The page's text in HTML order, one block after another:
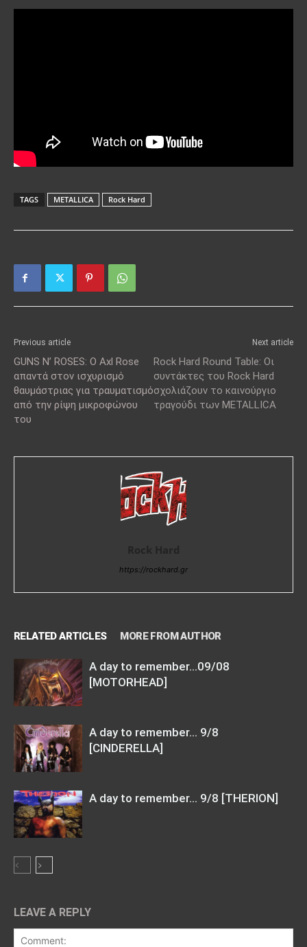
TAGS METALLICA Rock Hard
Previous article
GUNS N’ ROSES: Ο Axl Rose
απαντά στον ισχυρισμό
θαυμάστριας για τραυματισμό
από την ρίψη μικροφώνου
του
Next article
Rock Hard Round Table: Οι
συντάκτες του Rock Hard
σχολιάζουν το καινούργιο
τραγούδι των METALLICA
https://rockhard.gr
RELATED ARTICLES MORE FROM AUTHOR
A day to remember…09/08
[MOTORHEAD]
A day to remember… 9/8
[CINDERELLA]
A day to remember… 9/8 [THERION]
LEAVE A REPLY